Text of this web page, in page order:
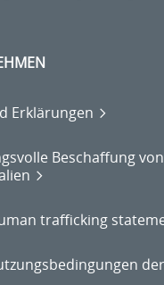
Erklärungen
Beschaffung von
trafficking